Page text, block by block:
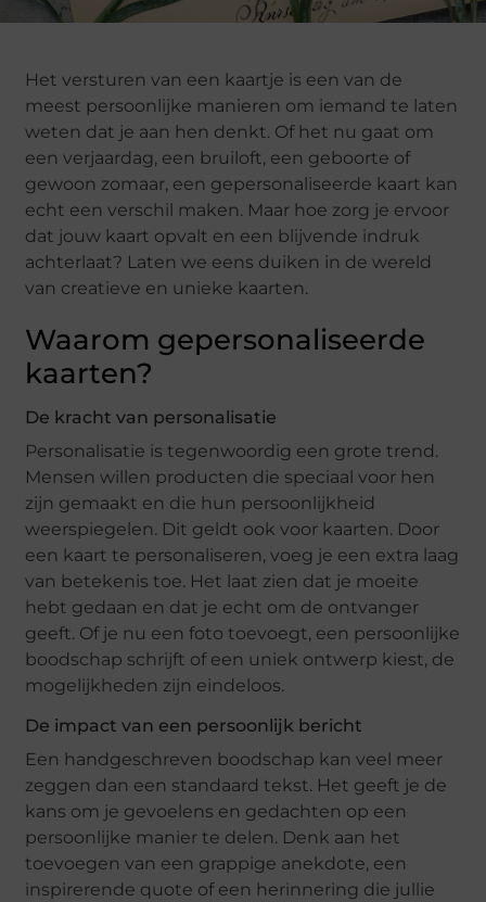
Het versturen van een kaartje is een van de
meest persoonlijke manieren om iemand te laten
weten dat je aan hen denkt. Of het nu gaat om
een verjaardag, een bruiloft, een geboorte of
gewoon zomaar, een gepersonaliseerde kaart kan
echt een verschil maken. Maar hoe zorg je ervoor
dat jouw kaart opvalt en een blijvende indruk
achterlaat? Laten we eens duiken in de wereld
van creatieve en unieke kaarten.
Waarom gepersonaliseerde
kaarten?
De kracht van personalisatie
Personalisatie is tegenwoordig een grote trend.
Mensen willen producten die speciaal voor hen
zijn gemaakt en die hun persoonlijkheid
weerspiegelen. Dit geldt ook voor kaarten. Door
een kaart te personaliseren, voeg je een extra laag
van betekenis toe. Het laat zien dat je moeite
hebt gedaan en dat je echt om de ontvanger
geeft. Of je nu een foto toevoegt, een persoonlijke
boodschap schrijft of een uniek ontwerp kiest, de
mogelijkheden zijn eindeloos.
De impact van een persoonlijk bericht
Een handgeschreven boodschap kan veel meer
zeggen dan een standaard tekst. Het geeft je de
kans om je gevoelens en gedachten op een
persoonlijke manier te delen. Denk aan het
toevoegen van een grappige anekdote, een
inspirerende quote of een herinnering die jullie